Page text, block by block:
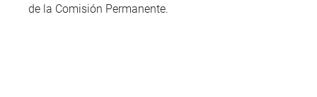
de la Comisión Permanente.